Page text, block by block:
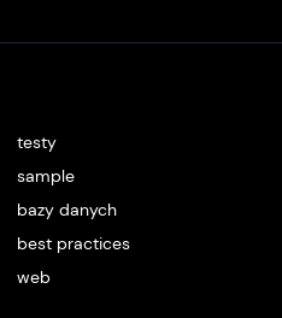
testy
sample
bazy danych
best practices
web